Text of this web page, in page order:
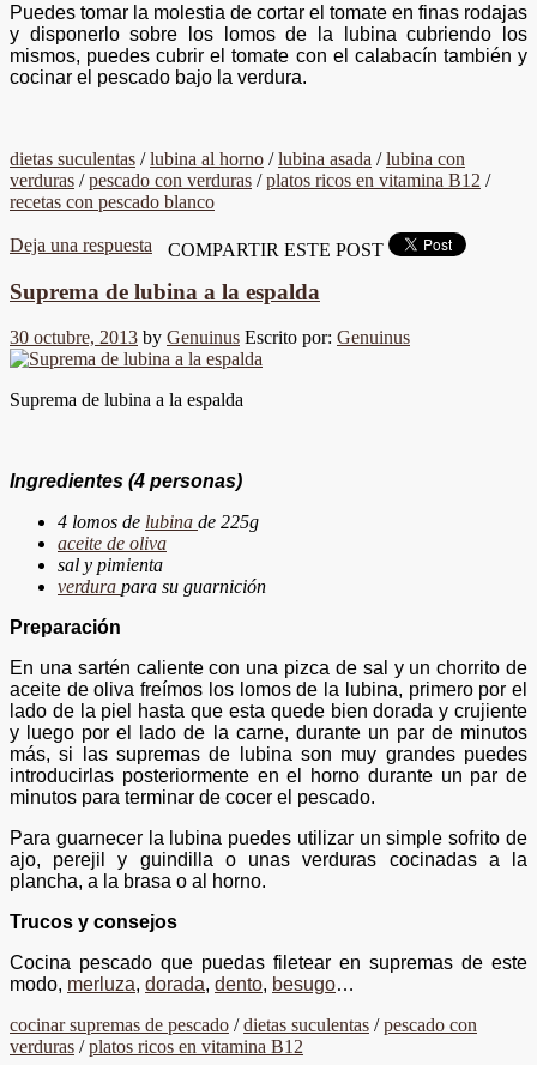
Puedes tomar la molestia de cortar el tomate en finas rodajas
y disponerlo sobre los lomos de la lubina cubriendo los
mismos, puedes cubrir el tomate con el calabacín también y
cocinar el pescado bajo la verdura.
dietas suculentas /lubina al horno /lubina asada /lubina con
verduras /pescado con verduras /platos ricos en vitamina B12 /
recetas con pescado blanco
Deja una respuesta COMPARTIR ESTE POST
Suprema de lubina a la espalda
30 octubre, 2013 by Genuinus Escrito por: Genuinus
Suprema de lubina a la espalda
Ingredientes (4 personas)
4 lomos de lubina de 225g
aceite de oliva
sal y pimienta
verdura para su guarnición
Preparación
En una sartén caliente con una pizca de sal y un chorrito de
aceite de oliva freímos los lomos de la lubina, primero por el
lado de la piel hasta que esta quede bien dorada y crujiente
y luego por el lado de la carne, durante un par de minutos
más, si las supremas de lubina son muy grandes puedes
introducirlas posteriormente en el horno durante un par de
minutos para terminar de cocer el pescado.
Para guarnecer la lubina puedes utilizar un simple sofrito de
ajo, perejil y guindilla o unas verduras cocinadas a la
plancha, a la brasa o al horno.
Trucos y consejos
Cocina pescado que puedas filetear en supremas de este
modo, merluza, dorada, dento, besugo…
cocinar supremas de pescado /dietas suculentas /pescado con
verduras /platos ricos en vitamina B12